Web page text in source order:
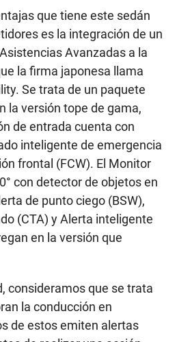
que tiene este sedán
es la integración de un
Avanzadas a la
la firma japonesa llama
Se trata de un paquete
la versión tope de gama,
de entrada cuenta con
inteligente de emergencia
frontal (FCW). El Monitor
con detector de objetos en
de punto ciego (BSW),
(CTA) y Alerta inteligente
en la versión que
consideramos que se trata
la conducción en
de estos emiten alertas